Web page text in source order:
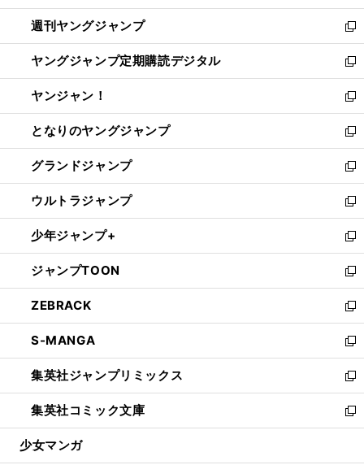
開
く
ウ
で
開
く
ン
ド
ウ
で
開
く
ウ
ィ
ン
ド
ウ
で
開
く
週刊ヤングジャンプ
新
し
い
ウ
ィ
ン
ド
ウ
で
開
く
ヤングジャンプ定期購読デジタル
新
し
い
ウ
ィ
ン
ド
ウ
で
開
く
ヤンジャン！
新
し
い
ウ
ィ
ン
ド
ウ
で
開
く
となりのヤングジャンプ
新
し
い
ウ
ィ
ン
ド
ウ
で
開
く
グランドジャンプ
新
し
い
ウ
ィ
ン
ド
ウ
で
開
く
ウルトラジャンプ
新
し
い
ウ
ィ
ン
ド
ウ
で
開
く
少年ジャンプ+
新
し
い
ウ
ィ
ン
ド
ウ
で
開
く
ジャンプTOON
新
し
い
ウ
ィ
ン
ド
ウ
で
開
ZEBRACK
新
し
い
ウ
ィ
ン
ド
ウ
S-MANGA
新
し
い
ウ
ィ
ン
集英社ジャンプリミックス
新
し
い
ウ
集英社コミック文庫
新
し
少女マンガ